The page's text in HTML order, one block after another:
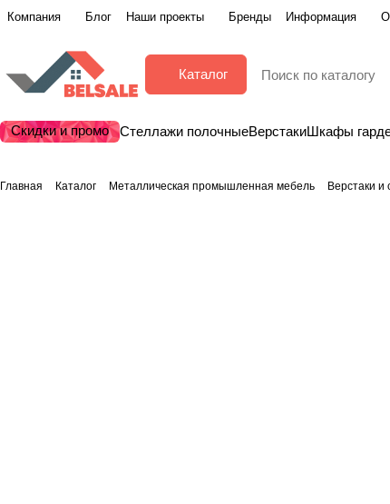
Компания Блог Наши проекты Бренды Информация
Каталог
Скидки и промо Стеллажи полочныеВерстакиШкафы
Главная Каталог Металлическая промышленная мебель Верстаки и